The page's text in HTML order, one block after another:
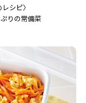
シピ〉
りの常備菜